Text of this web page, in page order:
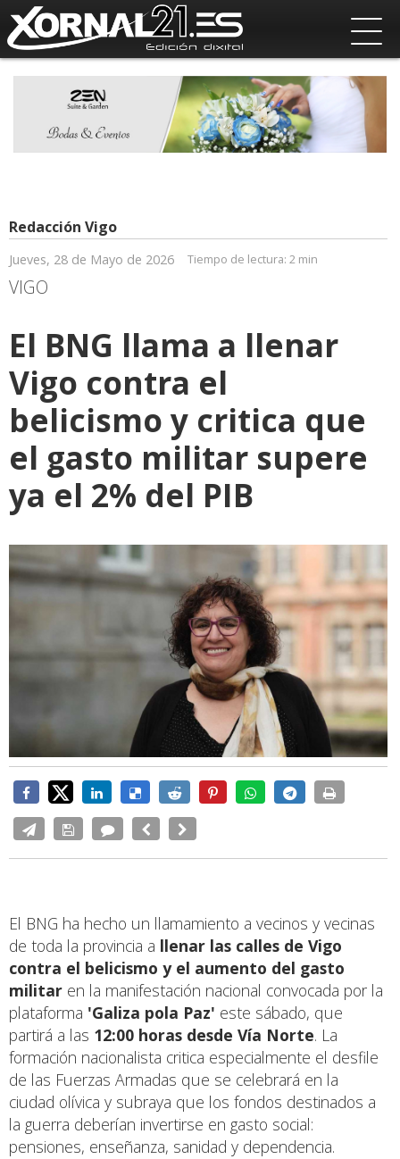
Redacción Vigo
Jueves, 28 de Mayo de 2026 Tiempo de lectura: 2 min
VIGO
El BNG llama a llenar
Vigo contra el
belicismo y critica que
el gasto militar supere
ya el 2% del PIB
El BNG ha hecho un llamamiento a vecinos y vecinas
de toda la provincia a llenar las calles de Vigo
contra el belicismo y el aumento del gasto
militar en la manifestación nacional convocada por la
plataforma 'Galiza pola Paz' este sábado, que
partirá a las 12:00 horas desde Vía Norte. La
formación nacionalista critica especialmente el desfile
de las Fuerzas Armadas que se celebrará en la
ciudad olívica y subraya que los fondos destinados a
la guerra deberían invertirse en gasto social:
pensiones, enseñanza, sanidad y dependencia.